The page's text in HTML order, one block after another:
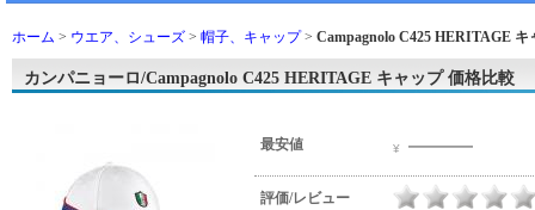
ホーム > ウエア、シューズ > 帽子、キャップ> Campagnolo C425 HERITAGE キ
カンパニョーロ/Campagnolo C425 HERITAGE キャップ 価格比較
最安値 ¥ ―――
評価/レビュー